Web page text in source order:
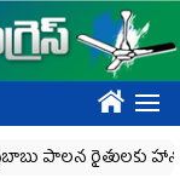
????
రైతులకు హానికరం